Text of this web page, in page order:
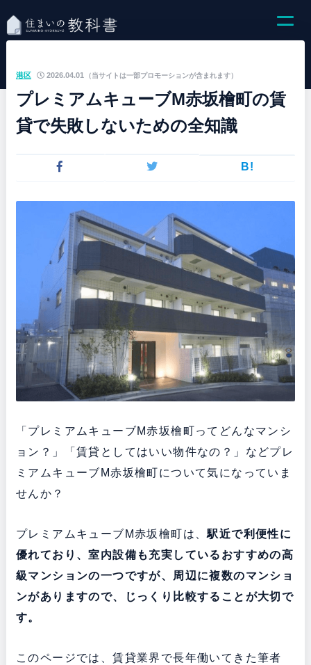
（当サイトは一部プロモーションが含まれます）
港区 2026.04.01
プレミアムキューブM赤坂檜町の賃
貸で失敗しないための全知識
B!
「プレミアムキューブM赤坂檜町ってどんなマンシ
ョン？」「賃貸としてはいい物件なの？」などプレ
ミアムキューブM赤坂檜町について気になっていま
せんか？
プレミアムキューブM赤坂檜町は、駅近で利便性に
優れており、室内設備も充実している おすすめの高
級マンションの一つですが、周辺に複数のマンショ
ンがありますので、じっくり比較することが大切で
す。
このページでは、賃貸業界で長年働いてきた筆者